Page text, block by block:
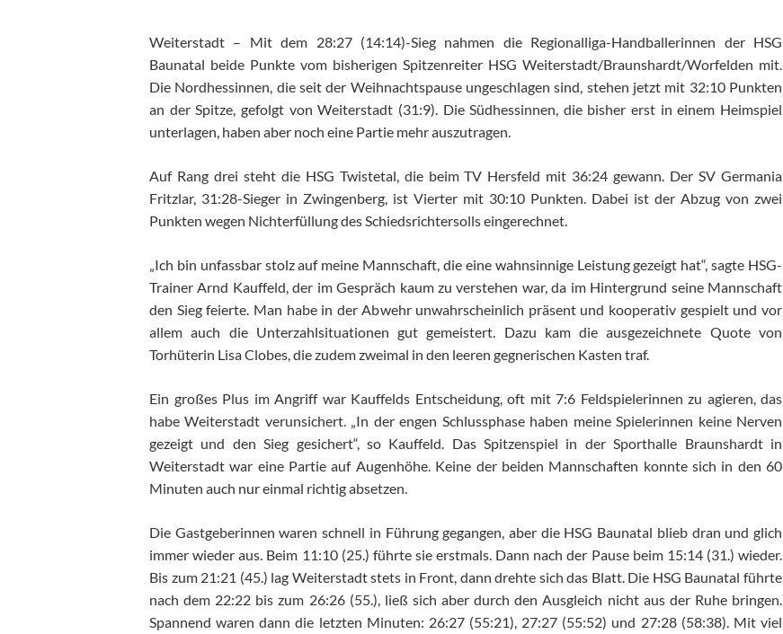
Weiterstadt – Mit dem 28:27 (14:14)-Sieg nahmen die Regionalliga-Handballerinnen der HSG
Baunatal beide Punkte vom bisherigen Spitzenreiter HSG Weiterstadt/Braunshardt/Worfelden mit.
Die Nordhessinnen, die seit der Weihnachtspause ungeschlagen sind, stehen jetzt mit 32:10 Punkten
an der Spitze, gefolgt von Weiterstadt (31:9). Die Südhessinnen, die bisher erst in einem Heimspiel
unterlagen, haben aber noch eine Partie mehr auszutragen.
Auf Rang drei steht die HSG Twistetal, die beim TV Hersfeld mit 36:24 gewann. Der SV Germania
Fritzlar, 31:28-Sieger in Zwingenberg, ist Vierter mit 30:10 Punkten. Dabei ist der Abzug von zwei
Punkten wegen Nichterfüllung des Schiedsrichtersolls eingerechnet.
„Ich bin unfassbar stolz auf meine Mannschaft, die eine wahnsinnige Leistung gezeigt hat“, sagte HSG-
Trainer Arnd Kauffeld, der im Gespräch kaum zu verstehen war, da im Hintergrund seine Mannschaft
den Sieg feierte. Man habe in der Abwehr unwahrscheinlich präsent und kooperativ gespielt und vor
allem auch die Unterzahlsituationen gut gemeistert. Dazu kam die ausgezeichnete Quote von
Torhüterin Lisa Clobes, die zudem zweimal in den leeren gegnerischen Kasten traf.
Ein großes Plus im Angriff war Kauffelds Entscheidung, oft mit 7:6 Feldspielerinnen zu agieren, das
habe Weiterstadt verunsichert. „In der engen Schlussphase haben meine Spielerinnen keine Nerven
gezeigt und den Sieg gesichert“, so Kauffeld. Das Spitzenspiel in der Sporthalle Braunshardt in
Weiterstadt war eine Partie auf Augenhöhe. Keine der beiden Mannschaften konnte sich in den 60
Minuten auch nur einmal richtig absetzen.
Die Gastgeberinnen waren schnell in Führung gegangen, aber die HSG Baunatal blieb dran und glich
immer wieder aus. Beim 11:10 (25.) führte sie erstmals. Dann nach der Pause beim 15:14 (31.) wieder.
Bis zum 21:21 (45.) lag Weiterstadt stets in Front, dann drehte sich das Blatt. Die HSG Baunatal führte
nach dem 22:22 bis zum 26:26 (55.), ließ sich aber durch den Ausgleich nicht aus der Ruhe bringen.
Spannend waren dann die letzten Minuten: 26:27 (55:21), 27:27 (55:52) und 27:28 (58:38). Mit viel